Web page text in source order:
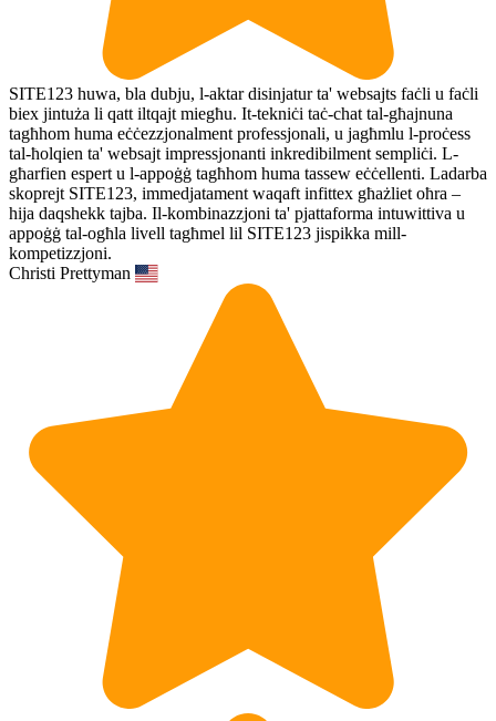
SITE123 huwa, bla dubju, l-aktar disinjatur ta' websajts faċli u faċli
biex jintuża li qatt iltqajt miegħu. It-tekniċi taċ-chat tal-għajnuna
tagħhom huma eċċezzjonalment professjonali, u jagħmlu l-proċess
tal-ħolqien ta' websajt impressjonanti inkredibilment sempliċi. L-
għarfien espert u l-appoġġ tagħhom huma tassew eċċellenti. Ladarba
skoprejt SITE123, immedjatament waqaft infittex għażliet oħra –
hija daqshekk tajba. Il-kombinazzjoni ta' pjattaforma intuwittiva u
appoġġ tal-ogħla livell tagħmel lil SITE123 jispikka mill-
kompetizzjoni.
Christi Prettyman